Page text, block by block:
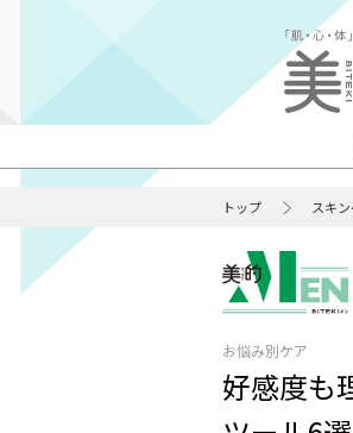
トップ スキ
お悩み別ケア
好感度も